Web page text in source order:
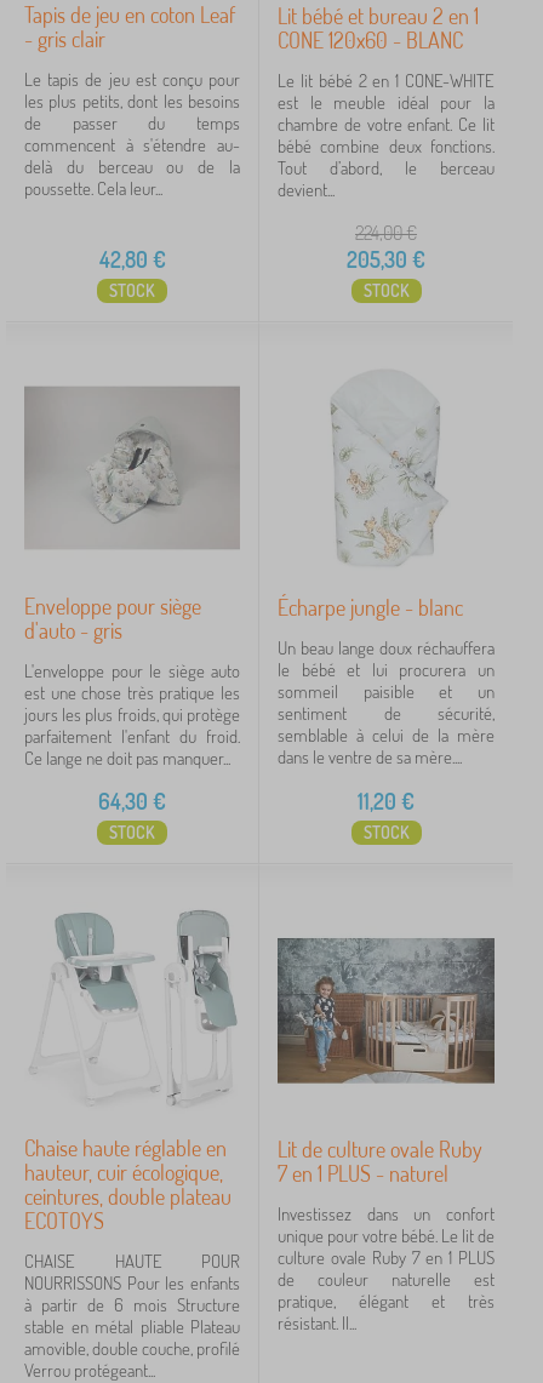
Tapis de jeu en coton Leaf
- gris clair
Le tapis de jeu est conçu pour
les plus petits, dont les besoins
de passer du temps
commencent à s'étendre au-
delà du berceau ou de la
poussette. Cela leur...
42,80 €
STOCK
Lit bébé et bureau 2 en 1
CONE 120x60 - BLANC
Le lit bébé 2 en 1 CONE-WHITE
est le meuble idéal pour la
chambre de votre enfant. Ce lit
bébé combine deux fonctions.
Tout d’abord, le berceau
devient...
224,00€
205,30 €
STOCK
Enveloppe pour siège
d'auto - gris
L'enveloppe pour le siège auto
est une chose très pratique les
jours les plus froids, qui protège
parfaitement l'enfant du froid.
Ce lange ne doit pas manquer...
64,30 €
STOCK
Écharpe jungle - blanc
Un beau lange doux réchauffera
le bébé et lui procurera un
sommeil paisible et un
sentiment de sécurité,
semblable à celui de la mère
dans le ventre de sa mère....
11,20 €
STOCK
Chaise haute réglable en
hauteur, cuir écologique,
ceintures, double plateau
ECOTOYS
CHAISE HAUTE POUR
NOURRISSONS Pour les enfants
à partir de 6 mois Structure
stable en métal pliable Plateau
amovible, double couche, profilé
Verrou protégeant...
Lit de culture ovale Ruby
7 en 1 PLUS - naturel
Investissez dans un confort
unique pour votre bébé. Le lit de
culture ovale Ruby 7 en 1 PLUS
de couleur naturelle est
pratique, élégant et très
résistant. Il...